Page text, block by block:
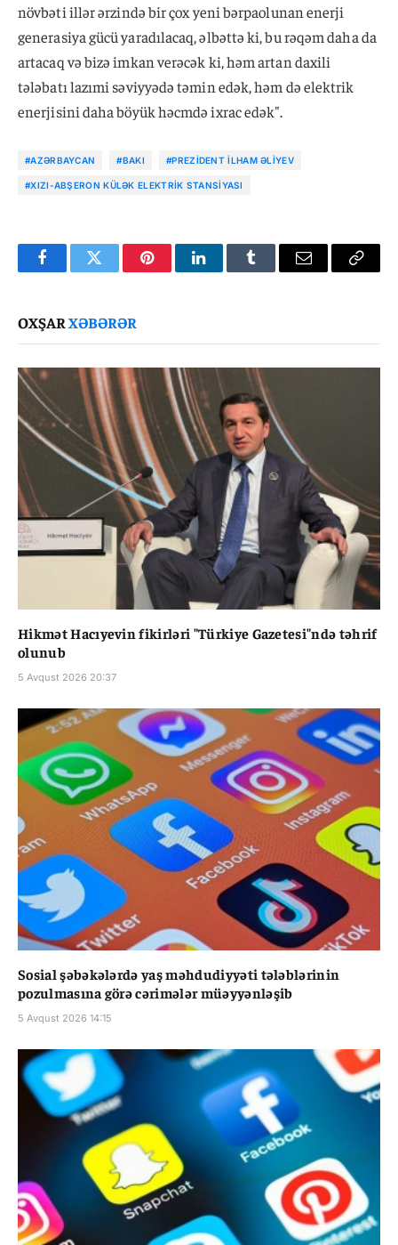
növbəti illər ərzində bir çox yeni bərpaolunan enerji
generasiya gücü yaradılacaq, əlbəttə ki, bu rəqəm daha da
artacaq və bizə imkan verəcək ki, həm artan daxili
tələbatı lazımi səviyyədə təmin edək, həm də elektrik
enerjisini daha böyük həcmdə ixrac edək".
#AZƏRBAYCAN #BAKI #PREZIDENT İLHAM ƏLIYEV
#XIZI-ABŞERON KÜLƏK ELEKTRIK STANSIYASI
FacebookTwitter PinterestLinkedInTumblr Email
Copy
OXŞARXƏBƏRƏR
Hikmət Hacıyevin fikirləri "Türkiye Gazetesi"ndə təhrif
olunub
5 Avqust 2026 20:37
Sosial şəbəkələrdə yaş məhdudiyyəti tələblərinin
pozulmasına görə cərimələr müəyyənləşib
5 Avqust 2026 14:15